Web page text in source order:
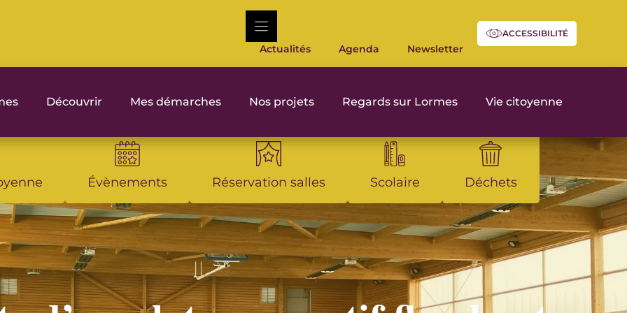
Actualités
Agenda Newsletter
ACCESSIBILITÉ
Découvrir Mes démarches Nos projets Regards sur Lormes Vie citoyenne
Évènements Réservation salles Scolaire Déchets